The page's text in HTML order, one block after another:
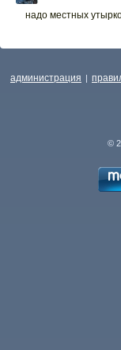
надо местных
администрация |
©